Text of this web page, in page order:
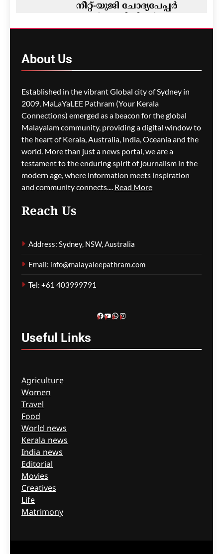
നീറ്റ്-യുജി ചോദ്യപേപ്പർ
തെളിവുകൾ ഒഴിവാക്കാൻ
മെഹ്റു ഇസ്മായില്‍
2 hours
ago
0
മഴക്കെടുതി തുടരുന്നു; 762
വീടുകൾ തകർന്നു, മരണം
28 ആയി
മെഹ്റു ഇസ്മായില്‍
2 hours
ago
0
ട്രംപ്–ഹെഗ്‌സെത്ത്
റിപ്പോർട്ടുകൾ; വൈറ്റ്
ഹൗസ് നിഷേധിച്ചു
About Us
Established in the vibrant Global city of Sydney in
2009, MaLaYaLEE Pathram (Your Kerala
Connections) emerged as a beacon for the global
Malayalam community, providing a digital window to
the heart of Kerala, Australia, India, Oceania and the
world. More than just a news portal, we are a
testament to the enduring spirit of journalism in the
modern age, where information meets inspiration
and community connects.... Read More
Reach Us
Address: Sydney, NSW, Australia
Email: info@malayaleepathram.com
Tel: +61 403999791
Facebook
YouTube
WhatsApp
Instagram
Useful Links
Agriculture
Women
Travel
Food
World news
Kerala news
India news
Editorial
Movies
Creatives
Life
Matrimony